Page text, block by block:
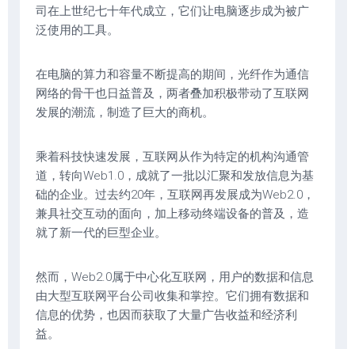
司在上世纪七十年代成立，它们让电脑逐步成为被广
泛使用的工具。
在电脑的算力和容量不断提高的期间，光纤作为通信
网络的骨干也日益普及，两者叠加积极带动了互联网
发展的潮流，制造了巨大的商机。
乘着科技快速发展，互联网从作为特定的机构沟通管
道，转向Web1.0，成就了一批以汇聚和发放信息为基
础的企业。过去约20年，互联网再发展成为Web2.0，
兼具社交互动的面向，加上移动终端设备的普及，造
就了新一代的巨型企业。
然而，Web2.0属于中心化互联网，用户的数据和信息
由大型互联网平台公司收集和掌控。它们拥有数据和
信息的优势，也因而获取了大量广告收益和经济利
益。